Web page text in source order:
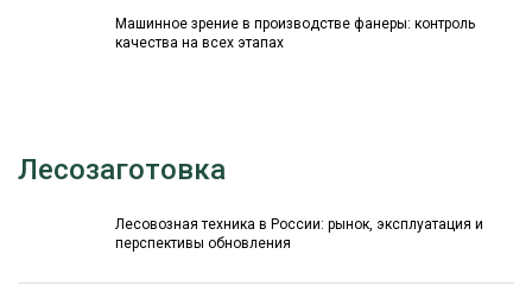
Машинное зрение в производстве фанеры: контроль
качества на всех этапах
Лесозаготовка
Лесовозная техника в России: рынок, эксплуатация и
перспективы обновления